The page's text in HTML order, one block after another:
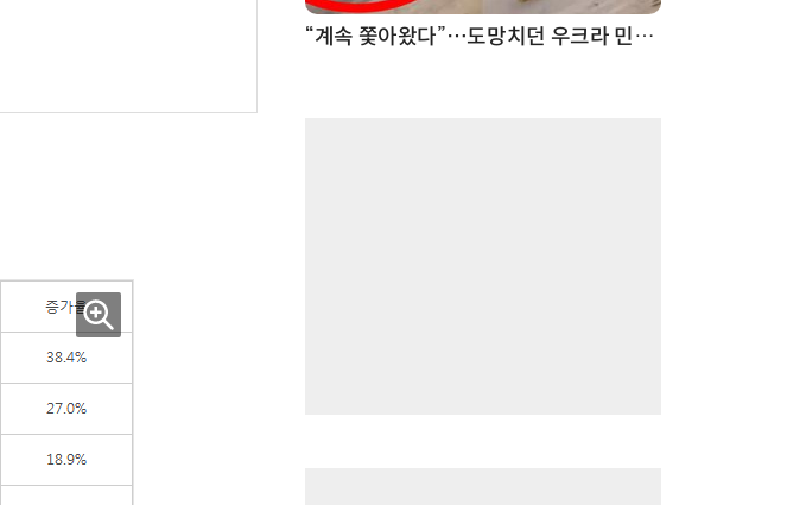
“계속 쫓아왔다”…도망치던 우크라 민간인 공격한 러 자폭 드론